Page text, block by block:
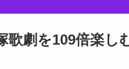
劇を109倍楽し